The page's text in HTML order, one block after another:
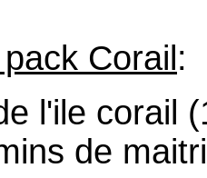
Corail :
l'ile corail
de